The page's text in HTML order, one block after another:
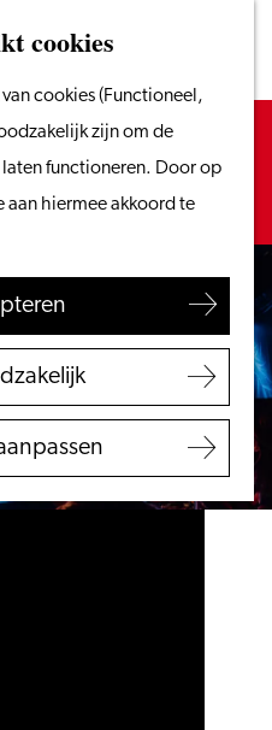
cookies
cookies (Functioneel,
zijn om de
functioneren. Door op
aan hiermee akkoord te
ZoekenVanaf het water
wandelen
Winkelen
Eten & drinken
Met kinderen
VVV Leiden
Bereikbaarheid
Regio Leiden
Zoeken
meer beschikbaar.
voor de beschikbare